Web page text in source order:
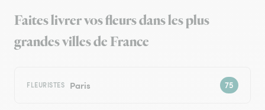
Faites livrer vos fleurs dans les plus
grandes villes de France
FLEURISTES Paris